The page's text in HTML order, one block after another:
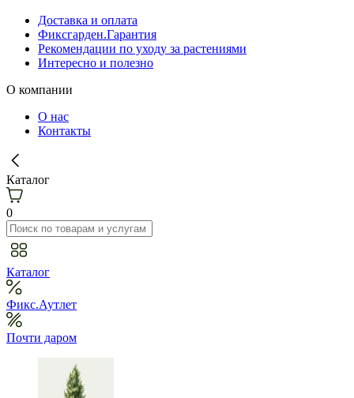
Доставка и оплата
Фиксгарден.Гарантия
Рекомендации по уходу за растениями
Интересно и полезно
О компании
О нас
Контакты
Каталог
0
Каталог
Фикс.Аутлет
Почти даром